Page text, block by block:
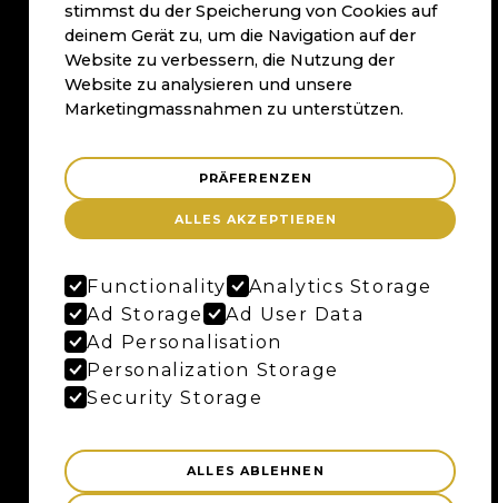
BADEN
Maybaum AG
Bruggerstrasse 37
5400 Baden
Anfahrtsplan
Google Maps
BERN
Maybaum AG
Uferweg 15
3013 Bern
ZÜRICH
stimmst du der Speicherung von Cookies auf
deinem Gerät zu, um die Navigation auf der
Website zu verbessern, die Nutzung der
Website zu analysieren und unsere
Marketingmassnahmen zu unterstützen.
PRÄFERENZEN
ALLES AKZEPTIEREN
Functionality
Analytics Storage
Ad Storage
Ad User Data
Ad Personalisation
Personalization Storage
Security Storage
ALLES ABLEHNEN